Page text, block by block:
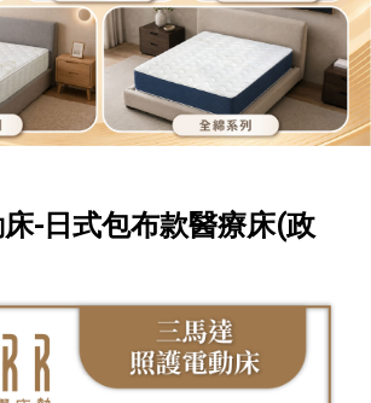
-日式包布款醫療床(政